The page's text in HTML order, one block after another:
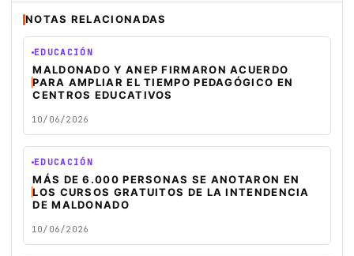
NOTAS RELACIONADAS
EDUCACIÓN
MALDONADO Y ANEP FIRMARON ACUERDO
PARA AMPLIAR EL TIEMPO PEDAGÓGICO EN
CENTROS EDUCATIVOS
10/06/2026
EDUCACIÓN
MÁS DE 6.000 PERSONAS SE ANOTARON EN
LOS CURSOS GRATUITOS DE LA INTENDENCIA
DE MALDONADO
10/06/2026